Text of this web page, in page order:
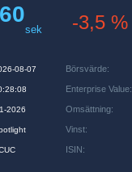
60
sek -3,5 %
08-07
2026
Börsvärde:
Enterprise Value:
Omsättning:
Vinst:
ISIN: